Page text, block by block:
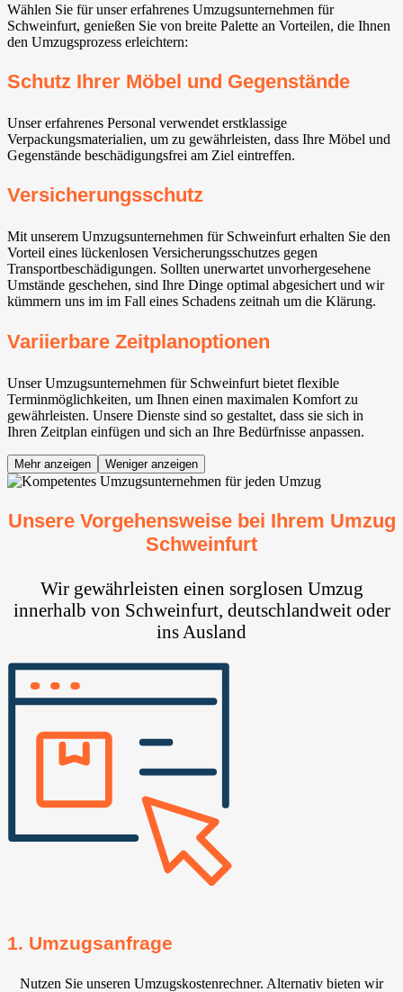
Wählen Sie für unser erfahrenes Umzugsunternehmen für
Schweinfurt, genießen Sie von breite Palette an Vorteilen, die Ihnen
den Umzugsprozess erleichtern:
Schutz Ihrer Möbel und Gegenstände
Unser erfahrenes Personal verwendet erstklassige
Verpackungsmaterialien, um zu gewährleisten, dass Ihre Möbel und
Gegenstände beschädigungsfrei am Ziel eintreffen.
Versicherungsschutz
Mit unserem Umzugsunternehmen für Schweinfurt erhalten Sie den
Vorteil eines lückenlosen Versicherungsschutzes gegen
Transportbeschädigungen. Sollten unerwartet unvorhergesehene
Umstände geschehen, sind Ihre Dinge optimal abgesichert und wir
kümmern uns im im Fall eines Schadens zeitnah um die Klärung.
Variierbare Zeitplanoptionen
Unser Umzugsunternehmen für Schweinfurt bietet flexible
Terminmöglichkeiten, um Ihnen einen maximalen Komfort zu
gewährleisten. Unsere Dienste sind so gestaltet, dass sie sich in
Ihren Zeitplan einfügen und sich an Ihre Bedürfnisse anpassen.
Mehr anzeigen Weniger anzeigen
Unsere Vorgehensweise bei Ihrem Umzug
Schweinfurt
Wir gewährleisten einen sorglosen Umzug
innerhalb von Schweinfurt, deutschlandweit oder
ins Ausland
1. Umzugsanfrage
Nutzen Sie unseren Umzugskostenrechner. Alternativ bieten wir